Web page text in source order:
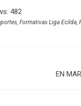
482
, Formativas Liga Ecilda,
EN